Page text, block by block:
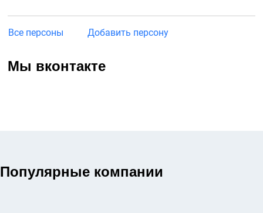
Все персоны Добавить персону
Мы вконтакте
Популярные компании